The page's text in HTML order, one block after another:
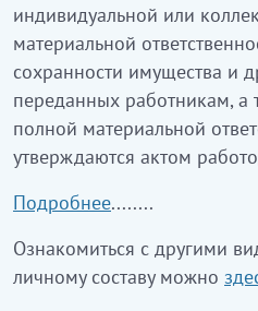
индивидуальной или
материальной
сохранности имущества и
переданных работникам, а
полной материальной
утверждаются актом
Подробнее........
Ознакомиться с другими
личному составу можно